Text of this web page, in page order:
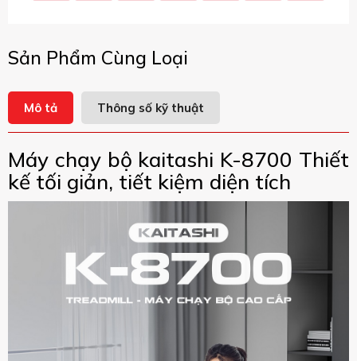
Sản Phẩm Cùng Loại
Mô tả Thông số kỹ thuật
Máy chạy bộ kaitashi K-8700 Thiết
kế tối giản, tiết kiệm diện tích